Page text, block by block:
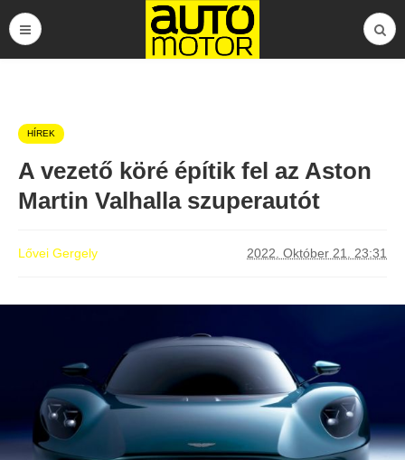
HÍREK
A vezető köré építik fel az Aston
Martin Valhalla szuperautót
Lővei Gergely 2022. Október 21. 23:31